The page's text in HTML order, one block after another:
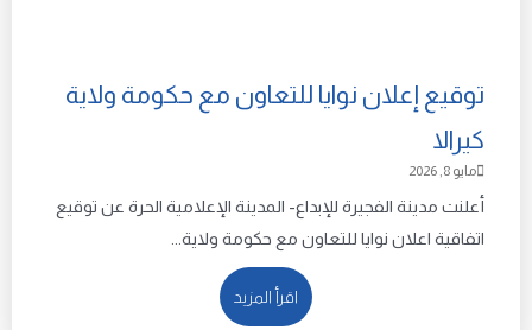
توقيع إعلان نوايا للتعاون مع حكومة ولاية
كيرالا
مايو 8, 2026
أعلنت مدينة الفجيرة للإبداع- المدينة الإعلامية الحرة عن توقيع
اتفاقية اعلان نوايا للتعاون مع حكومة ولاية...
اقرأ المزيد